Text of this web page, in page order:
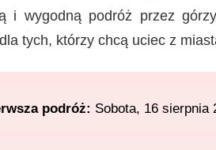
i wygodną podróż przez
tych, którzy chcą uciec z
podróż: Sobota, 16 sierpnia